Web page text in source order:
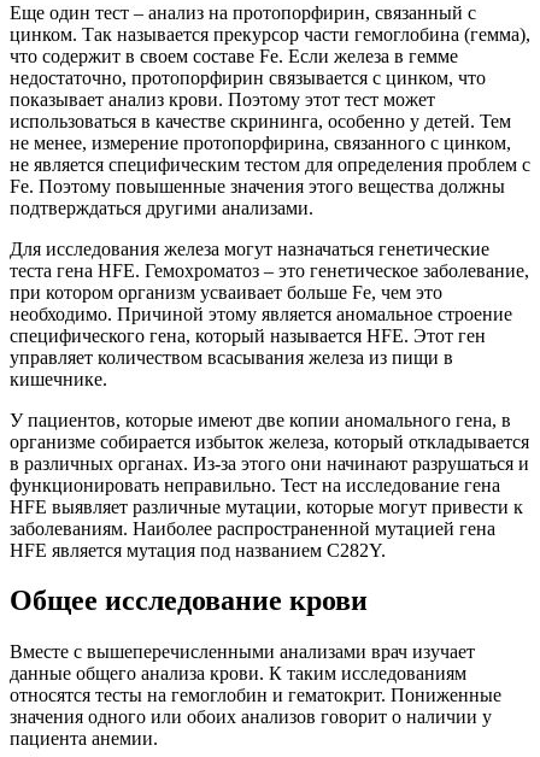
Еще один тест – анализ на протопорфирин, связанный с
цинком. Так называется прекурсор части гемоглобина (гемма),
что содержит в своем составе Fe. Если железа в гемме
недостаточно, протопорфирин связывается с цинком, что
показывает анализ крови. Поэтому этот тест может
использоваться в качестве скрининга, особенно у детей. Тем
не менее, измерение протопорфирина, связанного с цинком,
не является специфическим тестом для определения проблем с
Fe. Поэтому повышенные значения этого вещества должны
подтверждаться другими анализами.
Для исследования железа могут назначаться генетические
теста гена HFE. Гемохроматоз – это генетическое заболевание,
при котором организм усваивает больше Fe, чем это
необходимо. Причиной этому является аномальное строение
специфического гена, который называется HFE. Этот ген
управляет количеством всасывания железа из пищи в
кишечнике.
У пациентов, которые имеют две копии аномального гена, в
организме собирается избыток железа, который откладывается
в различных органах. Из-за этого они начинают разрушаться и
функционировать неправильно. Тест на исследование гена
HFE выявляет различные мутации, которые могут привести к
заболеваниям. Наиболее распространенной мутацией гена
HFE является мутация под названием C282Y.
Общее исследование крови
Вместе с вышеперечисленными анализами врач изучает
данные общего анализа крови. К таким исследованиям
относятся тесты на гемоглобин и гематокрит. Пониженные
значения одного или обоих анализов говорит о наличии у
пациента анемии.